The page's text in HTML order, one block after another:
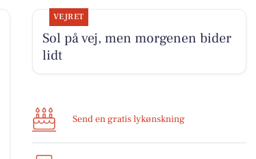
VEJRET
Sol på vej, men morgenen bider
lidt
Send en gratis lykønskning